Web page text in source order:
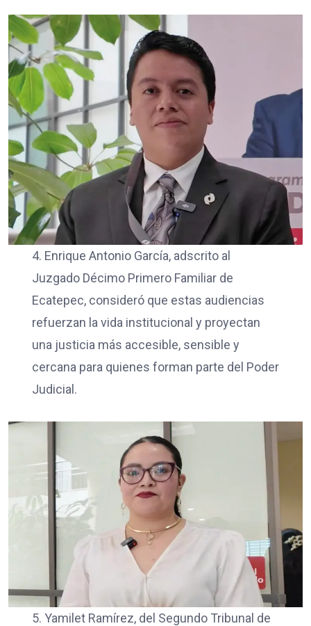
4. Enrique Antonio García, adscrito al
Juzgado Décimo Primero Familiar de
Ecatepec, consideró que estas audiencias
refuerzan la vida institucional y proyectan
una justicia más accesible, sensible y
cercana para quienes forman parte del Poder
Judicial.
5. Yamilet Ramírez, del Segundo Tribunal de